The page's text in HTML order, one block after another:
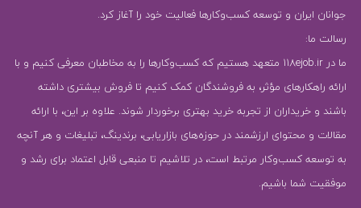
جوانان ایران و توسعه کسب‌وکارها فعالیت خود را آغاز کرد.
رسالت ما:
ما در 118ejob.ir متعهد هستیم که کسب‌وکارها را به مخاطبان معرفی کنیم و با
ارائه راهکارهای مؤثر، به فروشندگان کمک کنیم تا فروش بیشتری داشته
باشند و خریداران از تجربه خرید بهتری برخوردار شوند. علاوه بر این، با ارائه
مقالات و محتوای ارزشمند در حوزه‌های بازاریابی، برندینگ، تبلیغات و هر آنچه
به توسعه کسب‌وکار مرتبط است، در تلاشیم تا منبعی قابل اعتماد برای رشد و
موفقیت شما باشیم.